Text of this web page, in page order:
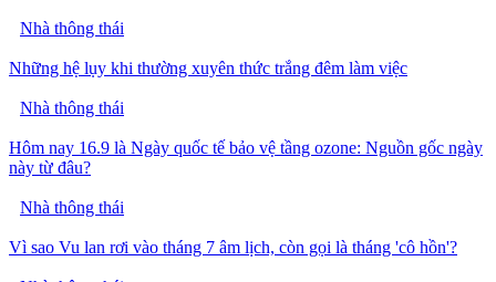
Nhà thông thái
Những hệ lụy khi thường xuyên thức trắng đêm làm việc
Nhà thông thái
Hôm nay 16.9 là Ngày quốc tế bảo vệ tầng ozone: Nguồn gốc ngày
này từ đâu?
Nhà thông thái
Vì sao Vu lan rơi vào tháng 7 âm lịch, còn gọi là tháng 'cô hồn'?